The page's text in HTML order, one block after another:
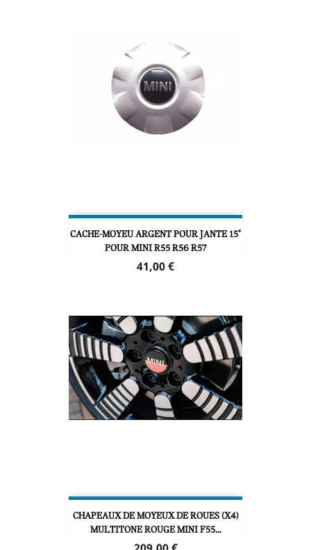
CACHE-MOYEU ARGENT POUR JANTE 15"
POUR MINI R55 R56 R57
Prix
41,00 €
CHAPEAUX DE MOYEUX DE ROUES (X4)
MULTITONE ROUGE MINI F55...